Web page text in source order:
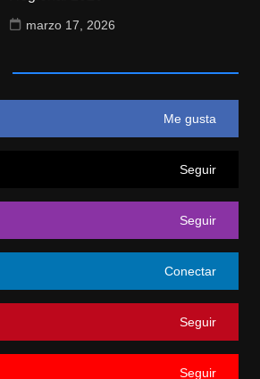
marzo 17, 2026
Me gusta
Seguir
Seguir
Conectar
Seguir
Seguir